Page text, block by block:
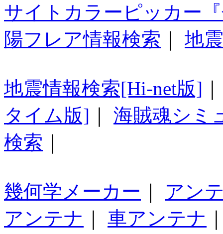
サイトカラーピッカー
陽フレア情報検索
地
地震情報検索[Hi-net版]
タイム版]
海賊魂シミ
検索
幾何学メーカー
アン
アンテナ
車アンテナ